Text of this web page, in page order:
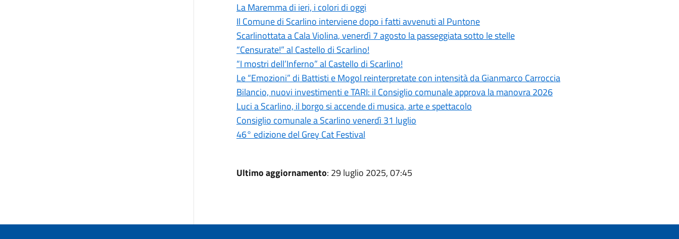
La Maremma di ieri, i colori di oggi
Il Comune di Scarlino interviene dopo i fatti avvenuti al Puntone
Scarlinottata a Cala Violina, venerdì 7 agosto la passeggiata sotto le stelle
“Censurate!” al Castello di Scarlino!
“I mostri dell’Inferno” al Castello di Scarlino!
Le “Emozioni” di Battisti e Mogol reinterpretate con intensità da Gianmarco Carroccia
Bilancio, nuovi investimenti e TARI: il Consiglio comunale approva la manovra 2026
Luci a Scarlino, il borgo si accende di musica, arte e spettacolo
Consiglio comunale a Scarlino venerdì 31 luglio
46° edizione del Grey Cat Festival
Ultimo aggiornamento: 29 luglio 2025, 07:45